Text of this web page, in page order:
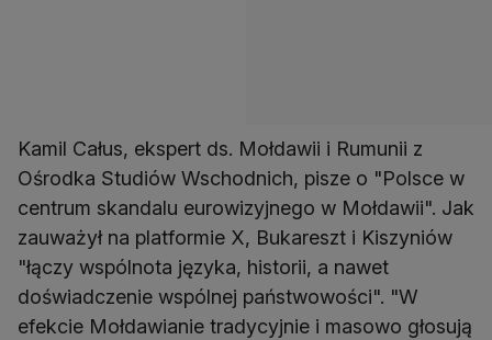
Kamil Całus, ekspert ds. Mołdawii i Rumunii z
Ośrodka Studiów Wschodnich, pisze o "Polsce w
centrum skandalu eurowizyjnego w Mołdawii". Jak
zauważył na platformie X, Bukareszt i Kiszyniów
"łączy wspólnota języka, historii, a nawet
doświadczenie wspólnej państwowości". "W
efekcie Mołdawianie tradycyjnie i masowo głosują